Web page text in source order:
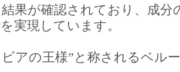
果が確認されており、成分
実現しています。
アの王様”と称されるベル